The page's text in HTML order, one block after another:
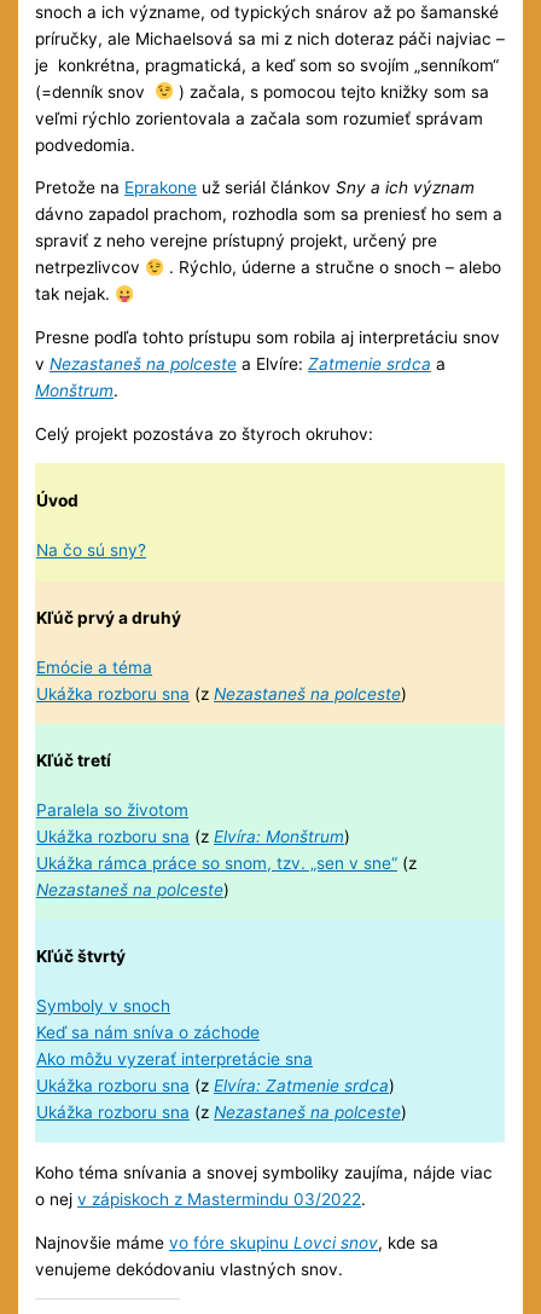
snoch a ich význame, od typických snárov až po šamanské
príručky, ale Michaelsová sa mi z nich doteraz páči najviac –
je konkrétna, pragmatická, a keď som so svojím „senníkom“
(=denník snov
) začala, s pomocou tejto knižky som sa
veľmi rýchlo zorientovala a začala som rozumieť správam
podvedomia.
Pretože na Eprakone už seriál článkovSny a ich význam
dávno zapadol prachom, rozhodla som sa preniesť ho sem a
spraviť z neho verejne prístupný projekt, určený pre
netrpezlivcov
. Rýchlo, úderne a stručne o snoch – alebo
tak nejak.
Presne podľa tohto prístupu som robila aj interpretáciu snov
vNezastaneš na polceste a Elvíre:Zatmenie srdca a
Monštrum.
Celý projekt pozostáva zo štyroch okruhov:
Úvod
Na čo sú sny?
Kľúč prvý a druhý
Emócie a téma
Ukážka rozboru sna (zNezastaneš na polceste)
Kľúč tretí
Paralela so životom
Ukážka rozboru sna (zElvíra: Monštrum)
Ukážka rámca práce so snom, tzv. „sen v sne“ (z
Nezastaneš na polceste)
Kľúč štvrtý
Symboly v snoch
Keď sa nám sníva o záchode
Ako môžu vyzerať interpretácie sna
Ukážka rozboru sna (zElvíra: Zatmenie srdca)
Ukážka rozboru sna (zNezastaneš na polceste)
Koho téma snívania a snovej symboliky zaujíma, nájde viac
o nejv zápiskoch z Mastermindu 03/2022.
Najnovšie mámevo fóre skupinuLovci snov, kde sa
venujeme dekódovaniu vlastných snov.